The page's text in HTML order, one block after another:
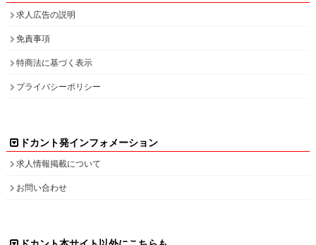
求人広告の説明
免責事項
特商法に基づく表示
プライバシーポリシー
ドカント発インフォメーション
求人情報掲載について
お問い合わせ